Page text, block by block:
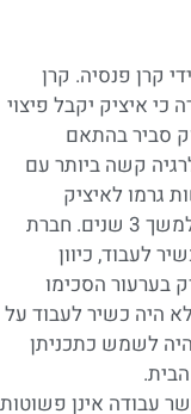
ידי קרן פנסיה. קרן
איציק יקבל פיצוי
סביר בהתאם
קשה ביותר עם
גרמו לאיציק
לכאבים קשים והוא נאלץ להפסיק לעבוד למשך 3 שנים. חברת
לעבוד, כיוון
בערעור הסכימו
היה כשיר לעבוד על
לשמש כתכניתן
עבודה אינן פשוטות